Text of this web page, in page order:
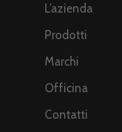
L’azienda
Prodotti
Marchi
Officina
Contatti